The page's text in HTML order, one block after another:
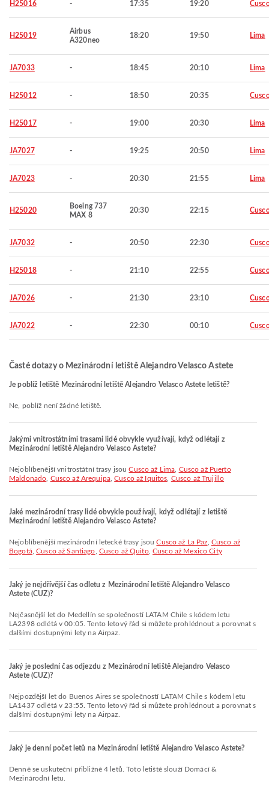
H25016 - 17:35 19:20
H25019
Airbus
A320neo
18:20 19:50 Lima
JA7033 - 18:45 20:10 Lima
H25012 - 18:50 20:35
H25017 - 19:00 20:30 Lima
JA7027 - 19:25 20:50 Lima
JA7023 - 20:30 21:55 Lima
H25020
Boeing 737
MAX 8
20:30 22:15
JA7032 - 20:50 22:30
H25018 - 21:10 22:55
JA7026 - 21:30 23:10
JA7022 - 22:30 00:10
Časté dotazy o Mezinárodní letiště Alejandro Velasco Astete
Je poblíž letiště Mezinárodní letiště Alejandro Velasco Astete letiště?
Ne, poblíž není žádné letiště.
Jakými vnitrostátními trasami lidé obvykle využívají, když odlétají z
Mezinárodní letiště Alejandro Velasco Astete?
Nejoblíbenější vnitrostátní trasy jsouCusco až Lima Cusco až Puerto
Maldonado Cusco až Arequipa,Cusco až Iquitos Cusco až Trujillo
Jaké mezinárodní trasy lidé obvykle používají, když odlétají z letiště
Mezinárodní letiště Alejandro Velasco Astete?
Nejoblíbenější mezinárodní letecké trasy jsouCusco až La Paz Cusco až
Bogotá,Cusco až Santiago Cusco až Quito,Cusco až Mexico City
Jaký je nejdřívější čas odletu z Mezinárodní letiště Alejandro Velasco
Astete (CUZ)?
Nejčasnější let do Medellín se společností LATAM Chile s kódem letu
LA2398 odlétá v 00:05. Tento letový řád si můžete prohlédnout a porovnat s
dalšími dostupnými lety na Airpaz.
Jaký je poslední čas odjezdu z Mezinárodní letiště Alejandro Velasco
Astete (CUZ)?
Nejpozdější let do Buenos Aires se společností LATAM Chile s kódem letu
LA1437 odlétá v 23:55. Tento letový řád si můžete prohlédnout a porovnat s
dalšími dostupnými lety na Airpaz.
Jaký je denní počet letů na Mezinárodní letiště Alejandro Velasco Astete?
Denně se uskuteční přibližně 4 letů. Toto letiště slouží Domácí &
Mezinárodní letu.